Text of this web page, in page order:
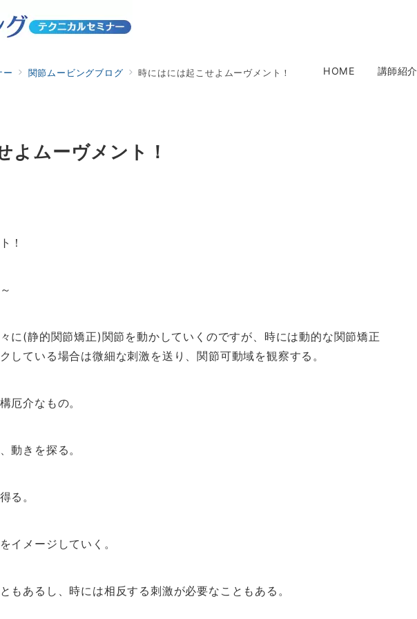
HOME 講師紹介
ー 関節ムービングブログ 時にはには起こせよムーヴメント！
よムーヴメント！
！
に(静的関節矯正)関節を動かしていくのですが、時には動的な関節矯正
している場合は微細な刺激を送り、関節可動域を観察する。
厄介なもの。
動きを探る。
る。
イメージしていく。
もあるし、時には相反する刺激が必要なこともある。